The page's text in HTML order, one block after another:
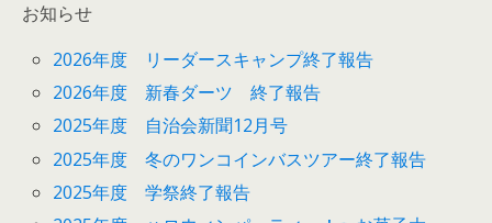
お知らせ
2026年度 リーダースキャンプ終了報告
2026年度 新春ダーツ 終了報告
2025年度 自治会新聞12月号
2025年度 冬のワンコインバスツアー終了報告
2025年度 学祭終了報告